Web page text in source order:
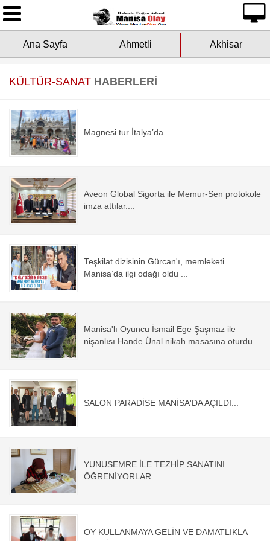
Yazarlarımız
Asayiş
Dünya
Ekonomi
Kültür-Sanat
Magazin
Politika
Sağlık
Spor
Yerel
Foto Galeri
Video Galeri
Ana Sayfa Ahmetli Akhisar
KÜLTÜR-SANAT HABERLERİ
Magnesi tur İtalya’da...
Aveon Global Sigorta ile Memur-Sen protokole
imza attılar....
Teşkilat dizisinin Gürcan'ı, memleketi
Manisa’da ilgi odağı oldu ...
Manisa'lı Oyuncu İsmail Ege Şaşmaz ile
nişanlısı Hande Ünal nikah masasına oturdu...
SALON PARADİSE MANİSA'DA AÇILDI...
YUNUSEMRE İLE TEZHİP SANATINI
ÖĞRENİYORLAR...
OY KULLANMAYA GELİN VE DAMATLIKLA